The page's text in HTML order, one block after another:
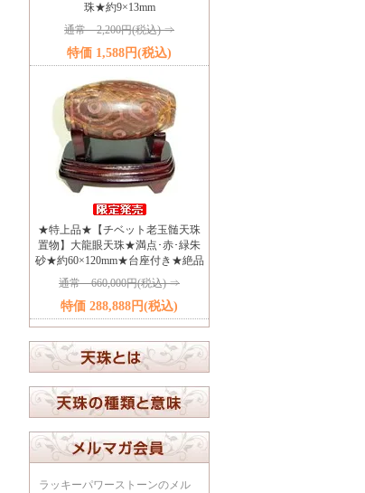
珠★約9×13mm
通常 2,200円(税込) ⇒
特価 1,588円(税込)
★特上品★【チベット老玉髄天珠
置物】大龍眼天珠★満点･赤･緑朱
砂★約60×120mm★台座付き★絶品
通常 660,000円(税込) ⇒
特価 288,888円(税込)
ラッキーパワーストーンのメル